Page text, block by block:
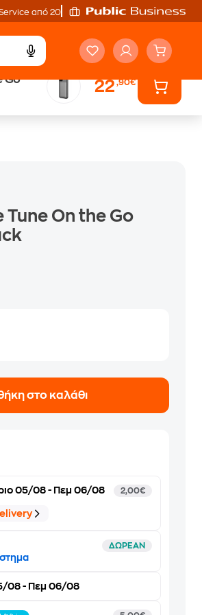
από 20'
Go
22,90€
Tune On the Go
στο καλάθι
05/08 - Πεμ 06/08 2,00€
ΔΩΡΕΑΝ
08 - Πεμ 06/08